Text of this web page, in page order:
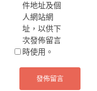
件地址及個
人網站網
址，以供下
次發佈留言
時使用。